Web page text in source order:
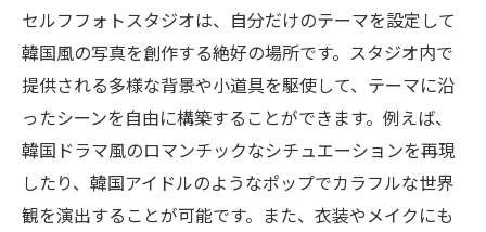
セルフフォトスタジオは、自分だけのテーマを設定して
韓国風の写真を創作する絶好の場所です。スタジオ内で
提供される多様な背景や小道具を駆使して、テーマに沿
ったシーンを自由に構築することができます。例えば、
韓国ドラマ風のロマンチックなシチュエーションを再現
したり、韓国アイドルのようなポップでカラフルな世界
観を演出することが可能です。また、衣装やメイクにも